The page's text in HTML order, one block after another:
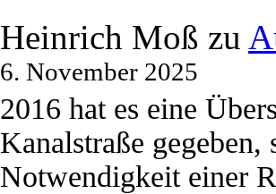
Heinrich Moß zu
6. November 2025
2016 hat es eine
Kanalstraße
Notwendigkeit einer